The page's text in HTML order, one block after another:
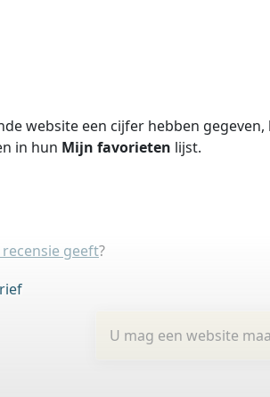
website een cijfer hebben gegeven,
in hun Mijn favorieten lijst.
recensie geeft?
U mag een website